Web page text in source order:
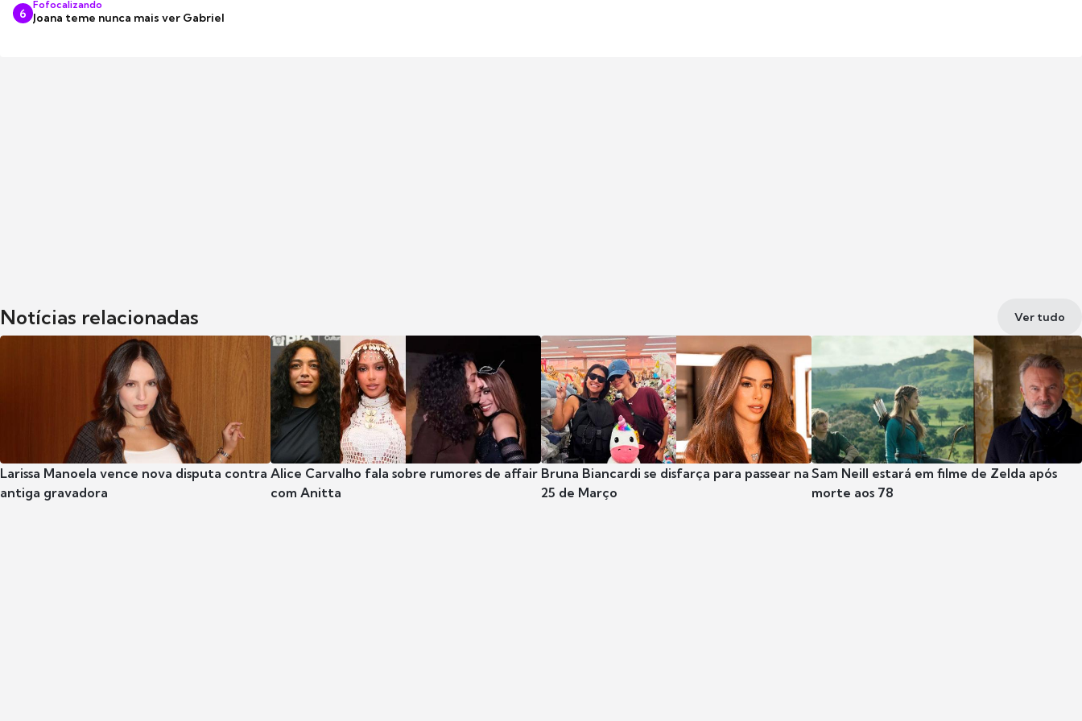
6
Fofocalizando
Joana teme nunca mais ver Gabriel
Notícias relacionadas Ver tudo
Larissa Manoela vence nova disputa contra
antiga gravadora
Alice Carvalho fala sobre rumores de affair
com Anitta
Bruna Biancardi se disfarça para passear na
25 de Março
Sam Neill estará em filme de Zelda após
morte aos 78